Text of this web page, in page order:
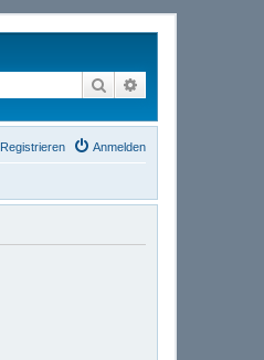
Suche
Anmelden
Registrieren